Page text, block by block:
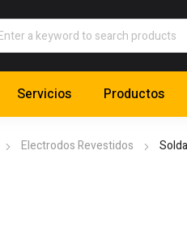
Servicios Productos
Electrodos Revestidos